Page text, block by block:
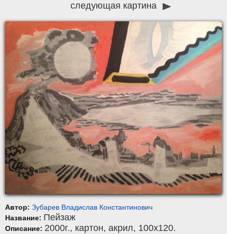
следующая картина
Автор: Зубарев Владислав Константинович
Название: Пейзаж
Описание: 2000г., картон, акрил, 100x120.